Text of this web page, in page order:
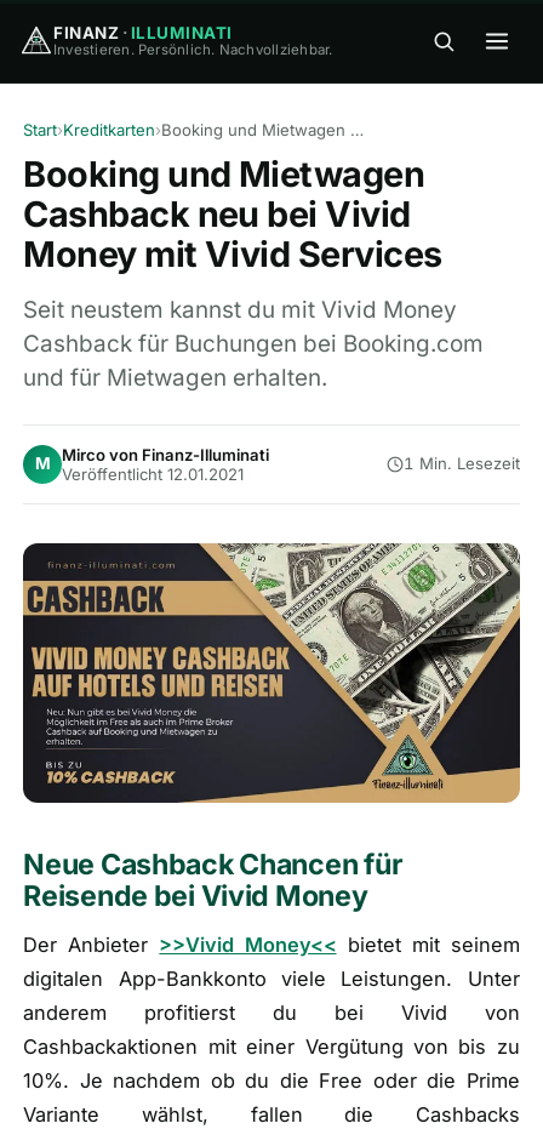
FINANZ · ILLUMINATI
Investieren. Persönlich. Nachvollziehbar.
FINANZ·ILLUMINATI
🏠Home
🎓Wissen
⚖️ Vergleiche
🎁Empfehlungen ▾
📰Artikel
Wie finanziert sich diese Seite?
Über mich
Start›Kreditkarten› Booking und Mietwagen Cashback neu bei Vivid Money mit Vivid Services
Booking und Mietwagen
Cashback neu bei Vivid
Money mit Vivid Services
Seit neustem kannst du mit Vivid Money
Cashback für Buchungen bei Booking.com
und für Mietwagen erhalten.
M
Mirco von Finanz-Illuminati
Veröffentlicht 12.01.2021
1 Min. Lesezeit
Neue Cashback Chancen für
Reisende bei Vivid Money
Der Anbieter >>Vivid Money<< bietet mit seinem
digitalen App-Bankkonto viele Leistungen. Unter
anderem profitierst du bei Vivid von
Cashbackaktionen mit einer Vergütung von bis zu
10%. Je nachdem ob du die Free oder die Prime
Variante wählst, fallen die Cashbacks